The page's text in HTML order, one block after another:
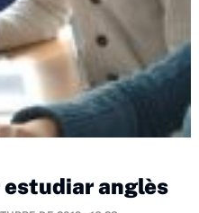
estudiar anglès